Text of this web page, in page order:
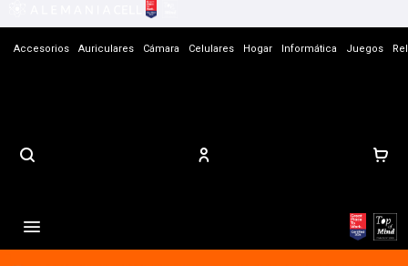
Accesorios Auriculares Cámara Celulares Hogar Informática Juegos
